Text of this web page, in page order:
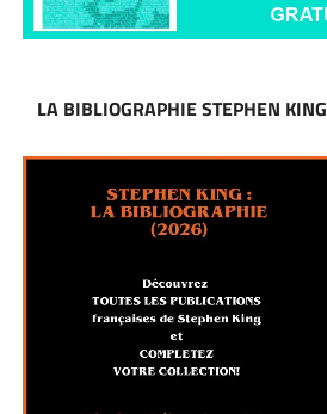
LA BIBLIOGRAPHIE STEPHEN KING